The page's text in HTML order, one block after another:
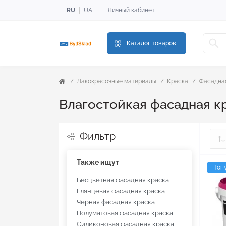
RU UA Личный кабинет
Каталог товаров
Лакокрасочные материалы Краска
Влагостойкая фасадная
Фильтр
Также ищут
Бесцветная фасадная краска
Глянцевая фасадная краска
Черная фасадная краска
Полуматовая фасадная краска
Силиконовая фасадная краска